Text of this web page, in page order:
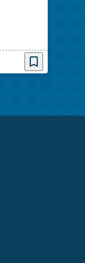
bookmark_border